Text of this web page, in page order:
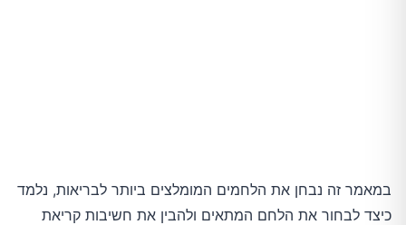
במאמר זה נבחן את הלחמים המומלצים ביותר לבריאות, נלמד
כיצד לבחור את הלחם המתאים ולהבין את חשיבות קריאת